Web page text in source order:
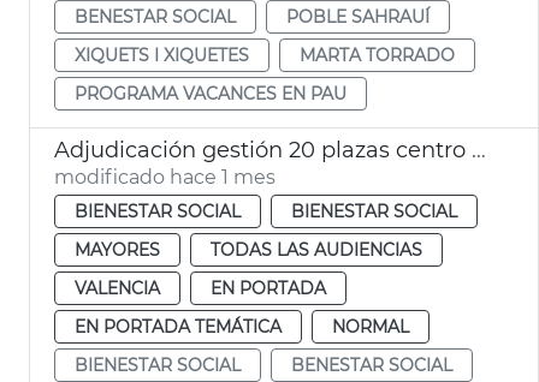
BENESTAR SOCIAL
POBLE SAHRAUÍ
XIQUETS I XIQUETES
MARTA TORRADO
PROGRAMA VACANCES EN PAU
Adjudicación gestión 20 plazas centro día privados València
modificado hace 1 mes
BIENESTAR SOCIAL
BIENESTAR SOCIAL
MAYORES
TODAS LAS AUDIENCIAS
VALENCIA
EN PORTADA
EN PORTADA TEMÁTICA
NORMAL
BIENESTAR SOCIAL
BENESTAR SOCIAL